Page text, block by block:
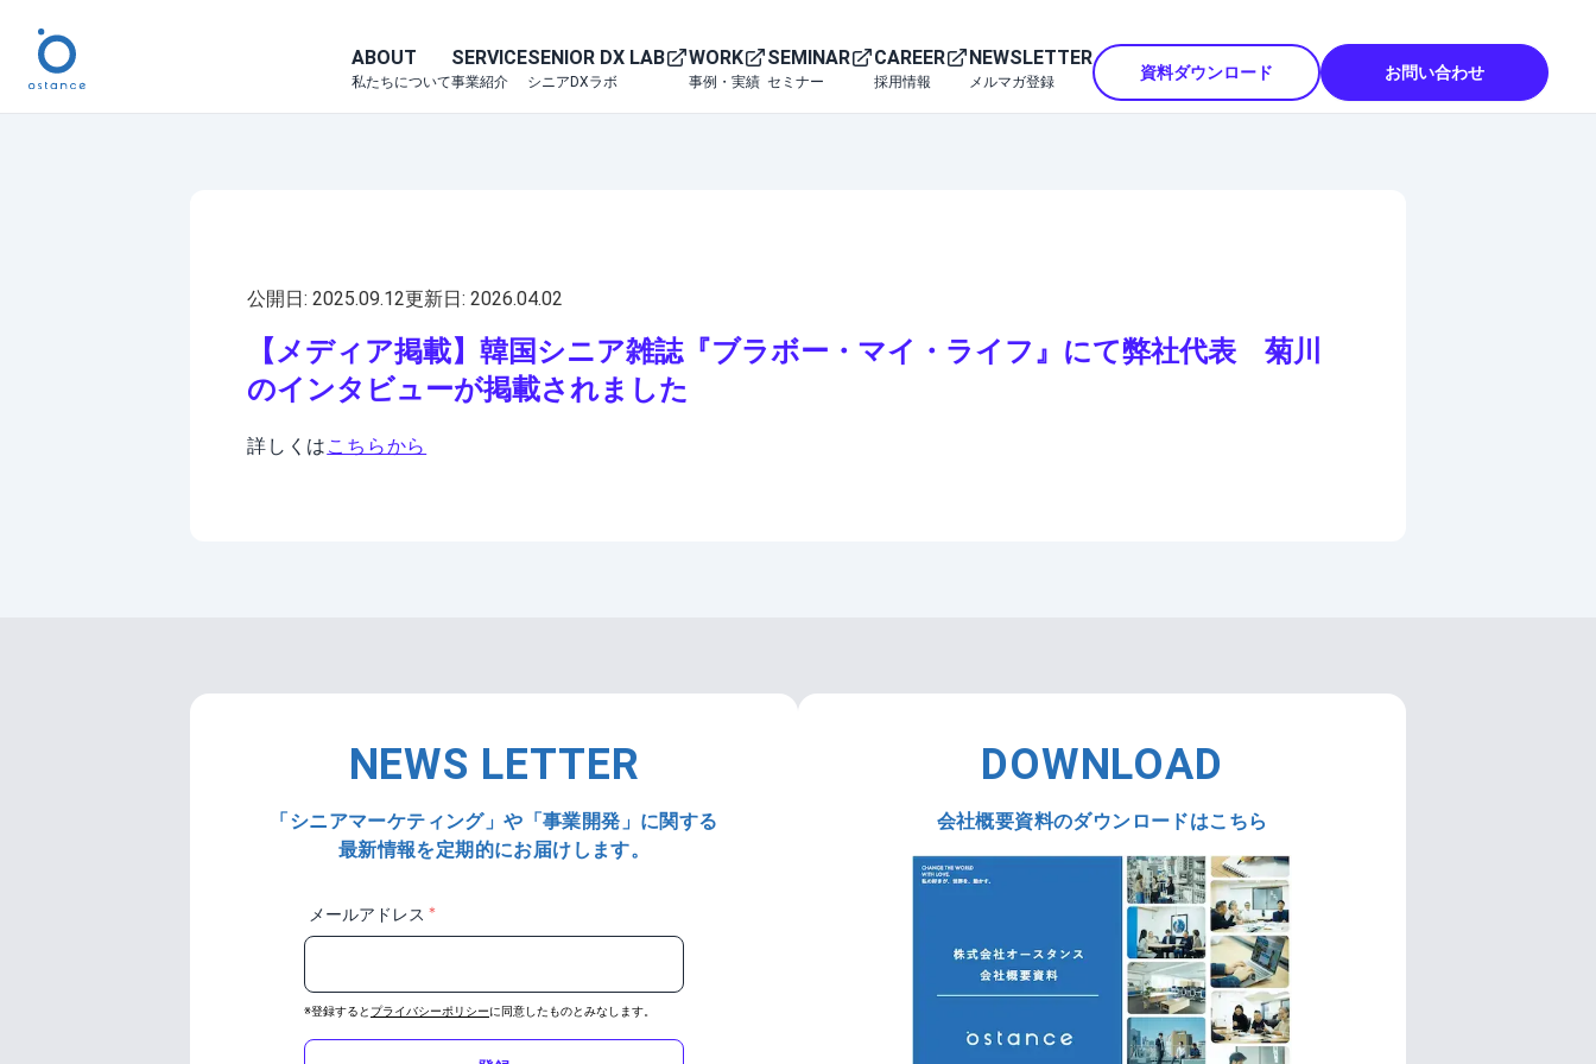
ABOUT
私たちについて
SERVICE
事業紹介
SENIOR DX LAB
シニアDXラボ
WORK
事例・実績
SEMINAR
セミナー
CAREER
採用情報
NEWSLETTER
メルマガ登録 資料ダウンロード お問い合わせ
公開日: 2025.09.12更新日: 2026.04.02
【メディア掲載】韓国シニア雑誌『ブラボー・マイ・ライフ』にて弊社代表 菊川
のインタビューが掲載されました
詳しくは こちらから
NEWS LETTER
「シニアマーケティング」や「事業開発」に関する
最新情報を定期的にお届けします。
メールアドレス ＊
※登録すると プライバシーポリシーに同意したものとみなします。
DOWNLOAD
会社概要資料のダウンロードはこちら